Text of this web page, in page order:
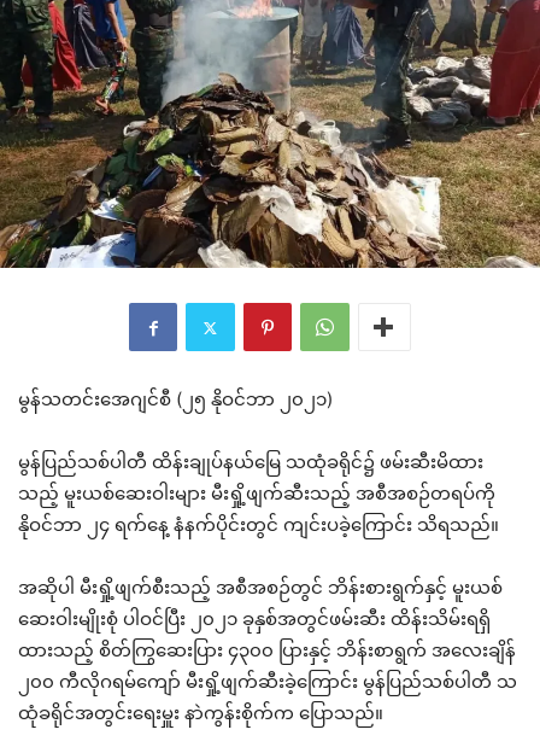
မွန်သတင်းအေဂျင်စီ (၂၅ နိုဝင်ဘာ ၂၀၂၁)
မွန်ပြည်သစ်ပါတီ ထိန်းချုပ်နယ်မြေ သထုံခရိုင်၌ ဖမ်းဆီးမိထား
သည့် မူးယစ်ဆေးဝါးများ မီးရှို့ဖျက်ဆီးသည့် အစီအစဉ်တရပ်ကို
နိုဝင်ဘာ ၂၄ ရက်နေ့ နံနက်ပိုင်းတွင် ကျင်းပခဲ့ကြောင်း သိရသည်။
အဆိုပါ မီးရှို့ဖျက်စီးသည့် အစီအစဉ်တွင် ဘိန်းစားရွက်နှင့် မူးယစ်
ဆေးဝါးမျိုးစုံ ပါဝင်ပြီး ၂၀၂၁ ခုနှစ်အတွင်ဖမ်းဆီး ထိန်းသိမ်းရရှိ
ထားသည့် စိတ်ကြွဆေးပြား ၄၃၀၀ ပြားနှင့် ဘိန်းစာရွက် အလေးချိန်
၂၀၀ ကီလိုဂရမ်ကျော် မီးရှို့ဖျက်ဆီးခဲ့ကြောင်း မွန်ပြည်သစ်ပါတီ သ
ထုံခရိုင်အတွင်းရေးမှူး နာဲကွန်းစိုက်က ပြောသည်။